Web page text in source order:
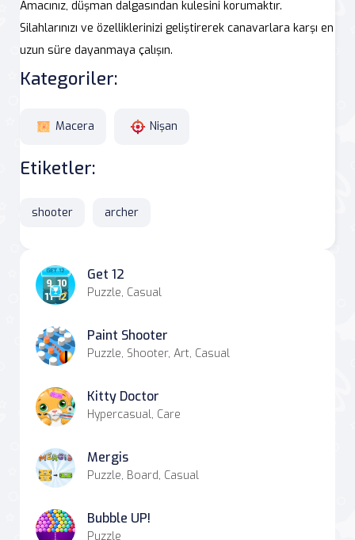
Amacınız, düşman dalgasından kulesini korumaktır.
Silahlarınızı ve özelliklerinizi geliştirerek canavarlara karşı en
uzun süre dayanmaya çalışın.
Kategoriler:
Macera Nişan
Etiketler:
shooter archer
Get 12
Puzzle, Casual
Paint Shooter
Puzzle, Shooter, Art, Casual
Kitty Doctor
Hypercasual, Care
Mergis
Puzzle, Board, Casual
Bubble UP!
Puzzle